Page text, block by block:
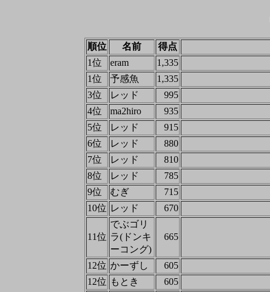
順位 名前 得点
1位
eram 1,335
1位
予感魚 1,335
3位
レッド 995
4位
ma2hiro 935
5位
レッド 915
6位
レッド 880
7位
レッド 810
8位
レッド 785
9位
むぎ 715
10位 レッド 670
11位
でぶゴリ
ラ(ドンキ
ーコング)
665
12位 かーずし 605
12位 もとき 605